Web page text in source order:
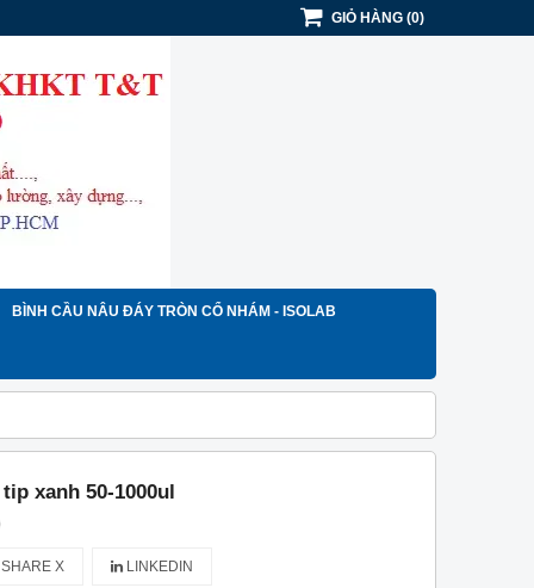
GIỎ HÀNG (0)
BÌNH CẦU NÂU ĐÁY TRÒN CỔ NHÁM - ISOLAB
xanh 50-1000ul
SHARE X LINKEDIN